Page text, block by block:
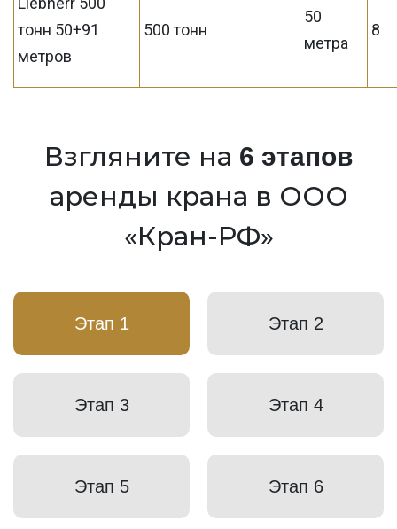
тонн 50+91
метров
500 тонн
50
метра
8
Взгляните на 6 этапов
аренды крана в ООО
«Кран-РФ»
Этап 1 Этап 2
Этап 3 Этап 4
Этап 5 Этап 6